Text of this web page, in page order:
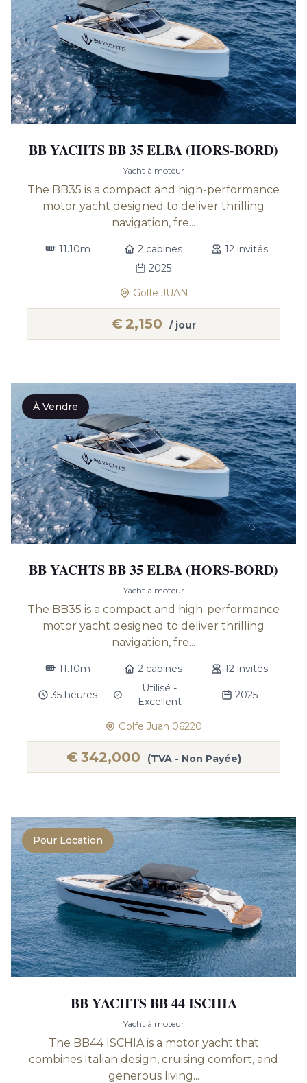
BB YACHTS BB 35 ELBA (HORS-BORD)
Yacht à moteur
The BB35 is a compact and high-performance
motor yacht designed to deliver thrilling
navigation, fre...
11.10m 2 cabines
12 invités
2025
Golfe JUAN
€2,150 / jour
À Vendre
BB YACHTS BB 35 ELBA (HORS-BORD)
Yacht à moteur
The BB35 is a compact and high-performance
motor yacht designed to deliver thrilling
navigation, fre...
11.10m 2 cabines 12 invités
35 heures
Utilisé -
Excellent
2025
Golfe Juan 06220
€342,000 (TVA - Non Payée)
Pour Location
BB YACHTS BB 44 ISCHIA
Yacht à moteur
The BB44 ISCHIA is a motor yacht that
combines Italian design, cruising comfort, and
generous living...